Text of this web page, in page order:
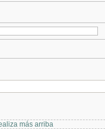
más arriba